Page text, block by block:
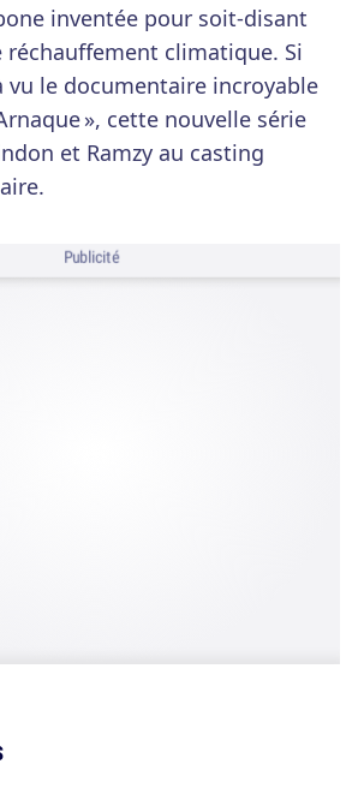
inventée pour soit-disant
climatique. Si
vu le documentaire incroyable
», cette nouvelle série
et Ramzy au casting
Publicité